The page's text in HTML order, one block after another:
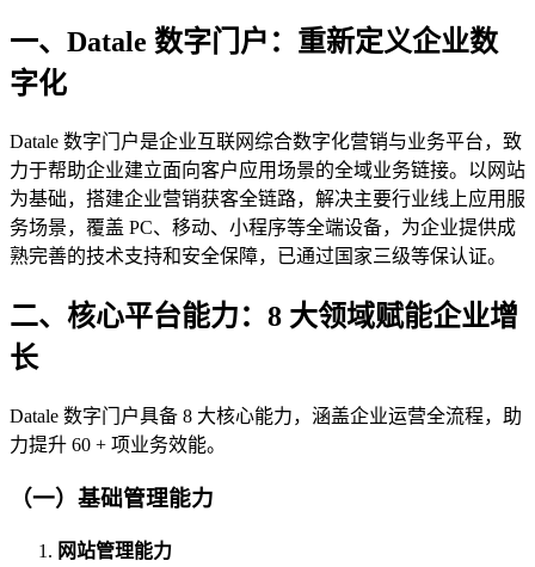
一、Datale 数字门户：重新定义企业数
字化
Datale 数字门户是企业互联网综合数字化营销与业务平台，致
力于帮助企业建立面向客户应用场景的全域业务链接。以网站
为基础，搭建企业营销获客全链路，解决主要行业线上应用服
务场景，覆盖 PC、移动、小程序等全端设备，为企业提供成
熟完善的技术支持和安全保障，已通过国家三级等保认证。
二、核心平台能力：8 大领域赋能企业增
长
Datale 数字门户具备 8 大核心能力，涵盖企业运营全流程，助
力提升 60 + 项业务效能。
（一）基础管理能力
网站管理能力